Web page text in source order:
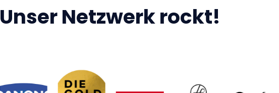
Unser Netzwerk rockt!